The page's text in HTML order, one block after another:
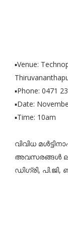
▪️Venue:
▪️Phone: 0471
▪️Date:
▪️Time: 10am
വിവിധ
അവസരങ്ങൾ
ഡിഗ്രി,